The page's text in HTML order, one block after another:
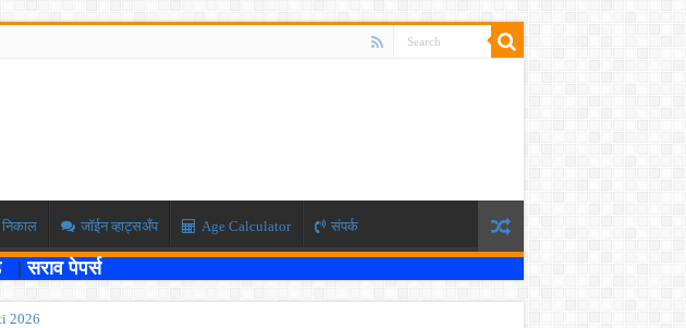
निकाल जॉईन व्हाट्सअँप Age Calculator संपर्क
|सराव पेपर्स
2026